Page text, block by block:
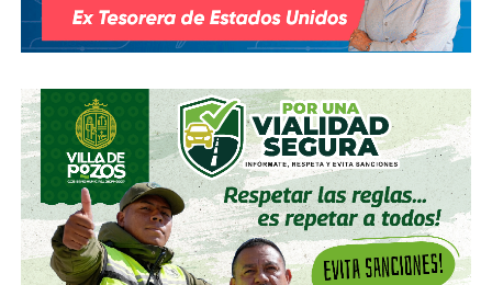
comprado, además, acciones de la propia Televisa.
Empezó con 7.8%, lo que lo volvió su tercer mayor
El pasado mes de junio, como parte de un aumento de
capital de alrededor de 7 mil millones de pesos aprobado
por los accionistas de Televisa, la empresa informó que l
participación de Martínez podría llegar a 22.3% una
vez se conviertan las obligaciones que compró, lo
que lo convertiría en el mayor accionista individual de
la compañía.